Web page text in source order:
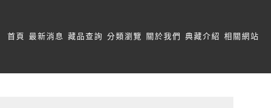
首頁 最新消息 藏品查詢 分類瀏覽 關於我們 典藏介紹 相關網站